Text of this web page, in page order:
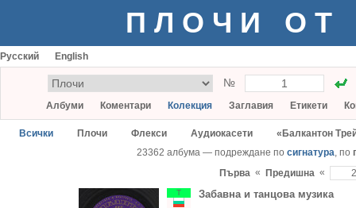
ПЛОЧИ ОТ
Русский English
№
Албуми Коментари Колекция Заглавия Етикети
Всички Плочи Флекси Аудиокасети
«Балкантон
23362 албума — подреждане по сигнатура, по
Първа « Предишна «
Т Забавна и танцова музика